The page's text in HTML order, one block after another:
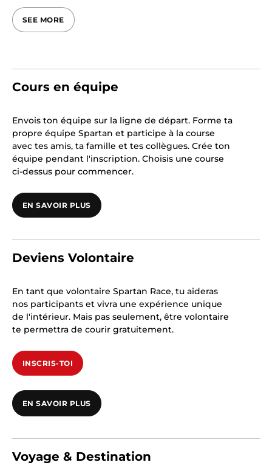
SEE MORE
Cours en équipe
Envois ton équipe sur la ligne de départ. Forme ta
propre équipe Spartan et participe à la course
avec tes amis, ta famille et tes collègues. Crée ton
équipe pendant l'inscription. Choisis une course
ci-dessus pour commencer.
EN SAVOIR PLUS
Deviens Volontaire
En tant que volontaire Spartan Race, tu aideras
nos participants et vivra une expérience unique
de l'intérieur. Mais pas seulement, être volontaire
te permettra de courir gratuitement.
INSCRIS-TOI
EN SAVOIR PLUS
Voyage & Destination